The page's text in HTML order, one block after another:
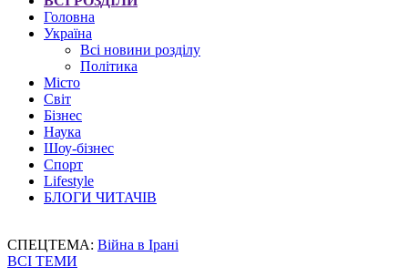
Головна
Україна
Всі новини розділу
Політика
Місто
Світ
Бізнес
Наука
Шоу-бізнес
Спорт
Lifestyle
БЛОГИ ЧИТАЧІВ
СПЕЦТЕМА: Війна в Ірані
ВСІ ТЕМИ